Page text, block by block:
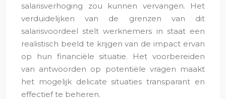
salarisverhoging zou kunnen vervangen. Het
verduidelijken van de grenzen van dit
salarisvoordeel stelt werknemers in staat een
realistisch beeld te krijgen van de impact ervan
op hun financiële situatie. Het voorbereiden
van antwoorden op potentiële vragen maakt
het mogelijk delicate situaties transparant en
effectief te beheren.